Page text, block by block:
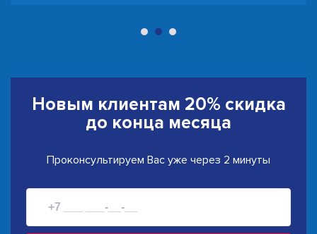
Новым клиентам 20% скидка
до конца месяца
Проконсультируем Вас уже через 2 минуты